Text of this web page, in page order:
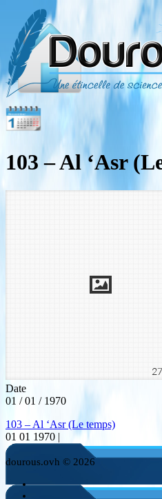
103 – Al ‘Asr
Date
01 / 01 / 1970
103 – Al ‘Asr (Le temps)
01 01 1970 |
dourous.ovh © 2026